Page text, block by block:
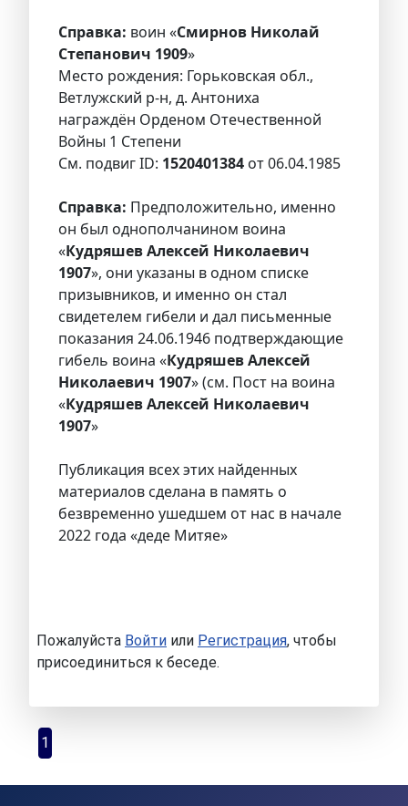
Справка: воин «Смирнов Николай
Степанович 1909»
Место рождения: Горьковская обл.,
Ветлужский р-н, д. Антониха
награждён Орденом Отечественной
Войны 1 Степени
См. подвиг ID: 1520401384 от 06.04.1985
Справка: Предположительно, именно
он был однополчанином воина
«Кудряшев Алексей Николаевич
1907», они указаны в одном списке
призывников, и именно он стал
свидетелем гибели и дал письменные
показания 24.06.1946 подтверждающие
гибель воина «Кудряшев Алексей
Николаевич 1907» (см. Пост на воина
«Кудряшев Алексей Николаевич
1907»
Публикация всех этих найденных
материалов сделана в память о
безвременно ушедшем от нас в начале
2022 года «деде Митяе»
Пожалуйста Войти или Регистрация, чтобы
присоединиться к беседе.
1